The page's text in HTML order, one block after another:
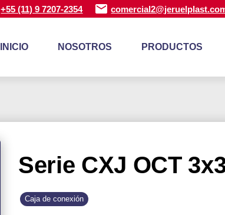
+55 (11) 9 7207-2354
INICIO NOSOTROS PRODUCTOS
Serie CXJ OCT
Caja de conexión